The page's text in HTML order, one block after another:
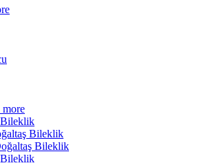
Bileklik
Bileklik